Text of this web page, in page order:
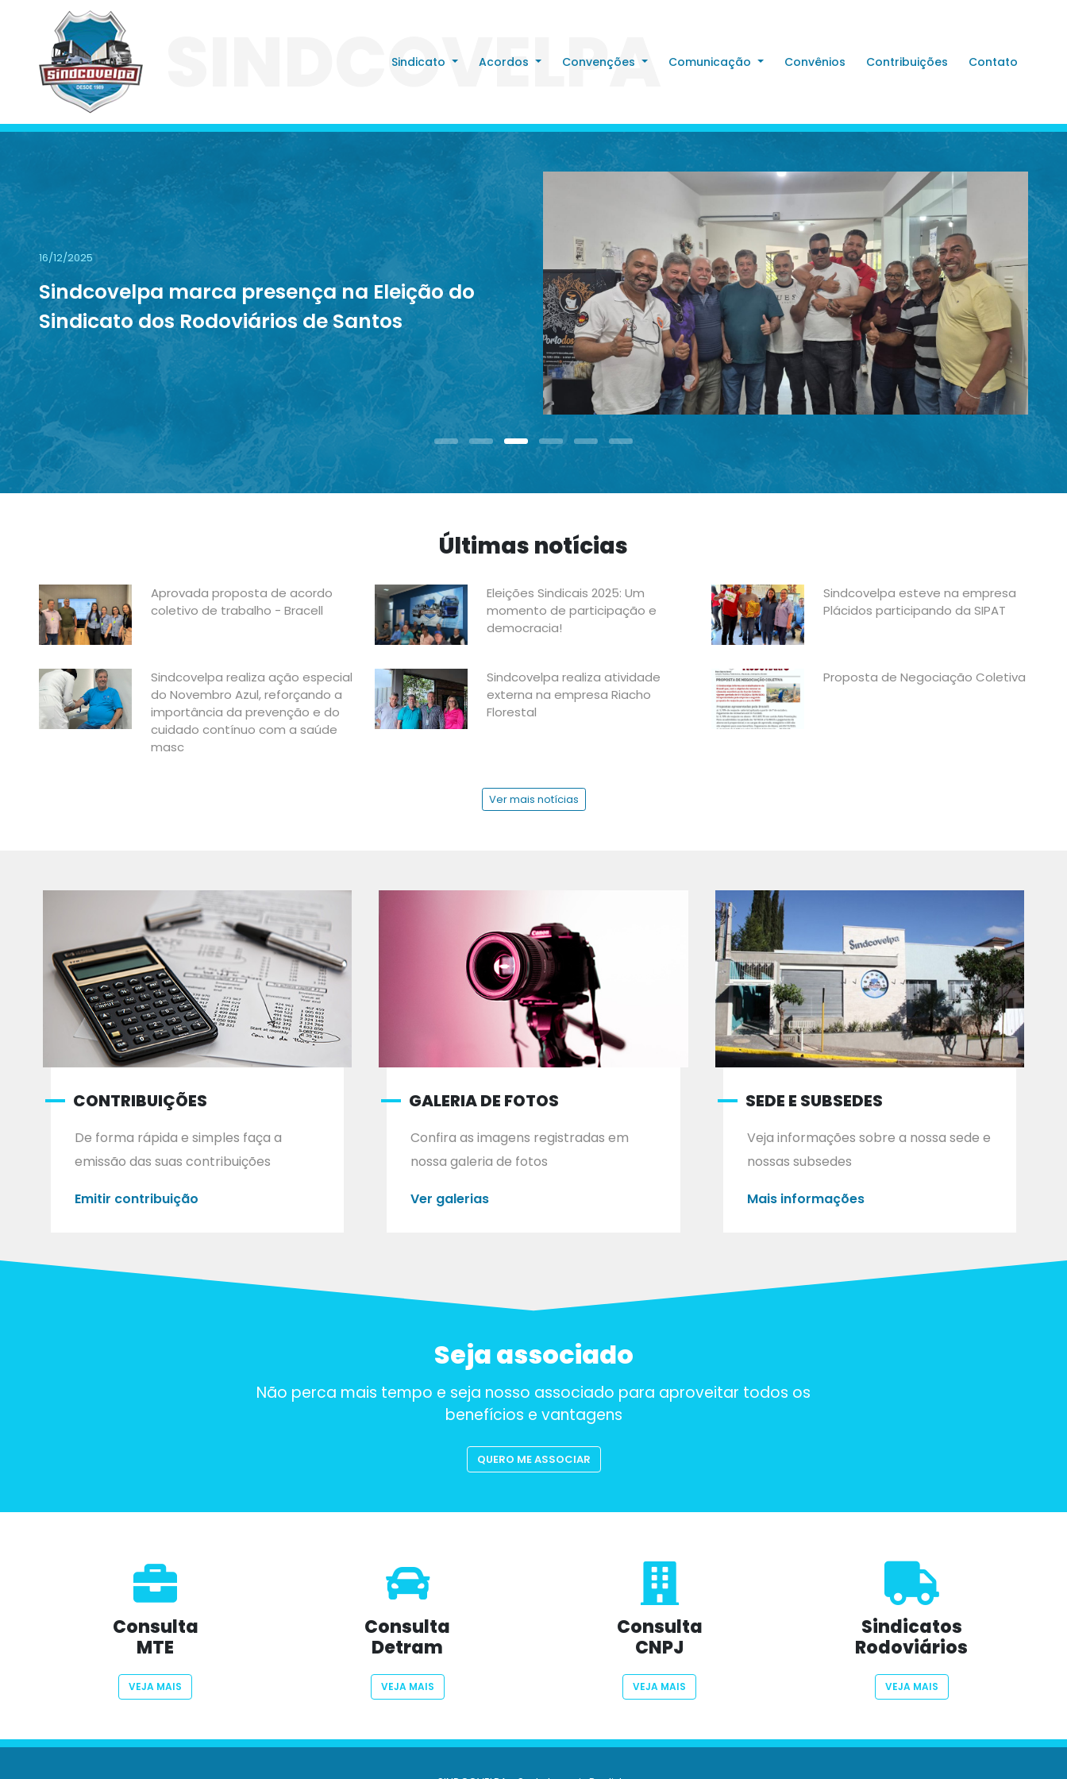
SINDCOVELPA
Sindicato Acordos Convenções Comunicação Convênios Contribuições Contato
16/12/2025
Sindcovelpa marca presença na Eleição do
Sindicato dos Rodoviários de Santos
Últimas notícias
Aprovada proposta de acordo
coletivo de trabalho - Bracell
Eleições Sindicais 2025: Um
momento de participação e
democracia!
Sindcovelpa esteve na empresa
Plácidos participando da SIPAT
Sindcovelpa realiza ação especial
do Novembro Azul, reforçando a
importância da prevenção e do
cuidado contínuo com a saúde
masc
Sindcovelpa realiza atividade
externa na empresa Riacho
Florestal
Proposta de Negociação Coletiva
Ver mais notícias
CONTRIBUIÇÕES
De forma rápida e simples faça a
emissão das suas contribuições
Emitir contribuição
GALERIA DE FOTOS
Confira as imagens registradas em
nossa galeria de fotos
Ver galerias
SEDE E SUBSEDES
Veja informações sobre a nossa sede e
nossas subsedes
Mais informações
Seja associado
Não perca mais tempo e seja nosso associado para aproveitar todos os
benefícios e vantagens
QUERO ME ASSOCIAR
Consulta
MTE
VEJA MAIS
Consulta
Detram
VEJA MAIS
Consulta
CNPJ
VEJA MAIS
Sindicatos
Rodoviários
VEJA MAIS